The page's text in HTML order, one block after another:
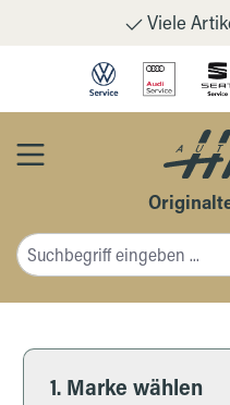
Zum Hauptinhalt springen
Viele